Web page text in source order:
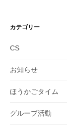
カテゴリー
CS
お知らせ
ほうかごタイム
グループ活動